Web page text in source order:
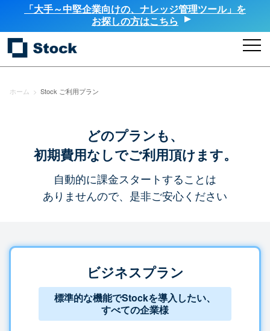
「大手～中堅企業向けの、ナレッジ管理ツール」を
お探しの方はこちら
ホーム > Stock ご利用プラン
どのプランも、
初期費用なしでご利用頂けます。
自動的に課金スタートすることは
ありませんので、是非ご安心ください
ビジネスプラン
標準的な機能でStockを導入したい、
すべての企業様